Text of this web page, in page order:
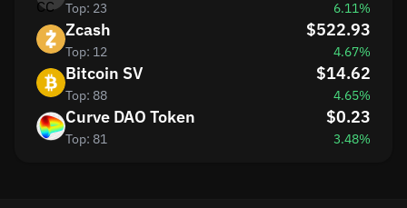
Top: 23 6.11%
Zcash
Top: 12
$522.93
4.67%
Bitcoin SV
Top: 88
$14.62
4.65%
Curve DAO Token
Top: 81
$0.23
3.48%